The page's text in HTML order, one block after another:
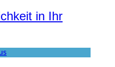
in Ihr